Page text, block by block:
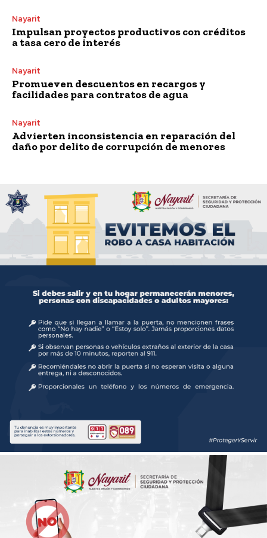
Nayarit
Impulsan proyectos productivos con créditos
a tasa cero de interés
Nayarit
Promueven descuentos en recargos y
facilidades para contratos de agua
Nayarit
Advierten inconsistencia en reparación del
daño por delito de corrupción de menores